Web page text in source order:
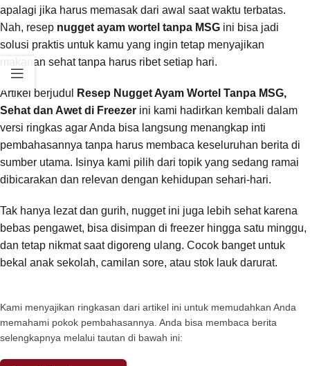
apalagi jika harus memasak dari awal saat waktu terbatas.
Nah, resep nugget ayam wortel tanpa MSG ini bisa jadi
solusi praktis untuk kamu yang ingin tetap menyajikan
makanan sehat tanpa harus ribet setiap hari.
Artikel berjudul
Resep Nugget Ayam Wortel Tanpa MSG,
Sehat dan Awet di Freezer ini kami hadirkan kembali dalam
versi ringkas agar Anda bisa langsung menangkap inti
pembahasannya tanpa harus membaca keseluruhan berita di
sumber utama. Isinya kami pilih dari topik yang sedang ramai
dibicarakan dan relevan dengan kehidupan sehari-hari.
Tak hanya lezat dan gurih, nugget ini juga lebih sehat karena
bebas pengawet, bisa disimpan di freezer hingga satu minggu,
dan tetap nikmat saat digoreng ulang. Cocok banget untuk
bekal anak sekolah, camilan sore, atau stok lauk darurat.
Kami menyajikan ringkasan dari artikel ini untuk memudahkan Anda
memahami pokok pembahasannya. Anda bisa membaca berita
selengkapnya melalui tautan di bawah ini: